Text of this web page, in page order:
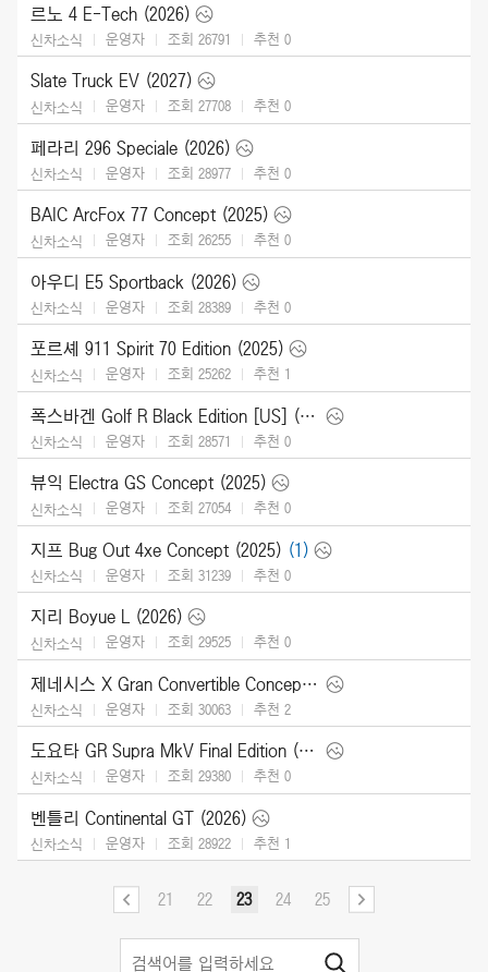
르노 4 E-Tech (2026)
신차소식 운영자 조회 26791 추천 0
Slate Truck EV (2027)
신차소식 운영자 조회 27708 추천 0
페라리 296 Speciale (2026)
신차소식 운영자 조회 28977 추천 0
BAIC ArcFox 77 Concept (2025)
신차소식 운영자 조회 26255 추천 0
아우디 E5 Sportback (2026)
신차소식 운영자 조회 28389 추천 0
포르셰 911 Spirit 70 Edition (2025)
신차소식 운영자 조회 25262 추천 1
폭스바겐 Golf R Black Edition [US] (2025)
신차소식 운영자 조회 28571 추천 0
뷰익 Electra GS Concept (2025)
신차소식 운영자 조회 27054 추천 0
지프 Bug Out 4xe Concept (2025) (1)
신차소식 운영자 조회 31239 추천 0
지리 Boyue L (2026)
신차소식 운영자 조회 29525 추천 0
제네시스 X Gran Convertible Concept (2025)
신차소식 운영자 조회 30063 추천 2
도요타 GR Supra MkV Final Edition (2026)
신차소식 운영자 조회 29380 추천 0
벤틀리 Continental GT (2026)
신차소식 운영자 조회 28922 추천 1
21 22 23 24 25